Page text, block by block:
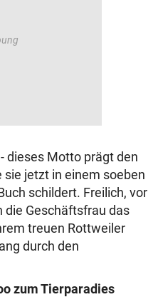
dieses Motto prägt den
sie jetzt in einem soeben
schildert. Freilich, vor
die Geschäftsfrau das
treuen Rottweiler
durch den
zum Tierparadies